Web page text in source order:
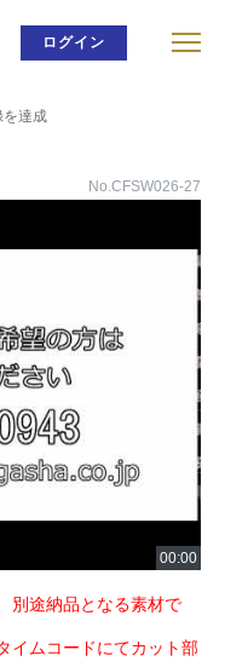
ログイン
を達成
No.CFSW026-27
別途納品となる素材で
イムコードにてカット部